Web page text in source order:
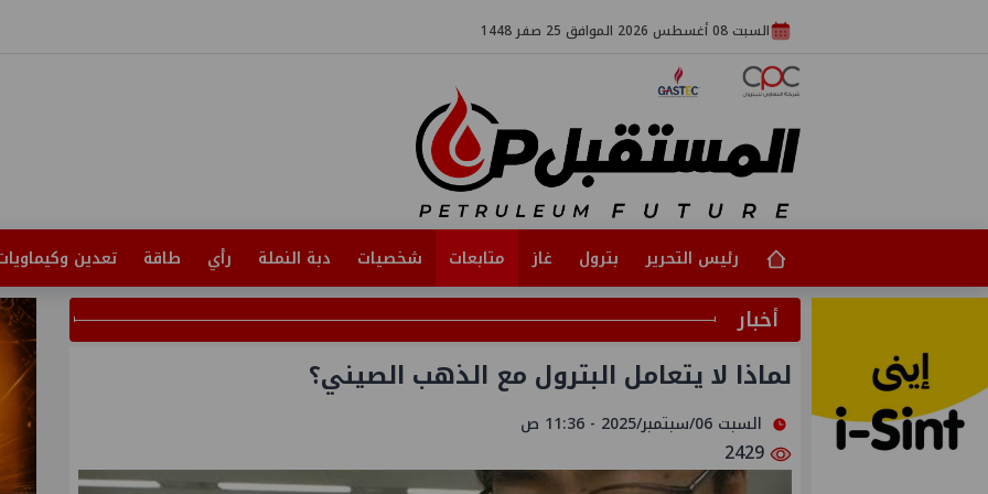
السبت 08 أغسطس 2026 الموافق 25 صفر 1448
رئيس التحرير بترول غاز متابعات شخصيات دبة النملة رأي طاقة تعدين
أخبار
لماذا لا يتعامل البترول مع الذهب الصيني؟
السبت 06/سبتمبر/2025 - 11:36 ص